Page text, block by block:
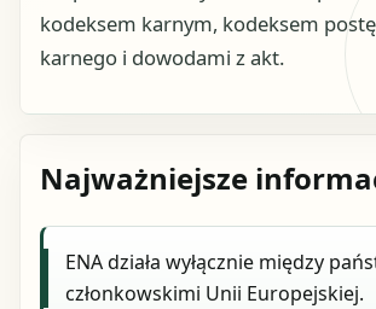
kodeksem karnym, kodeksem
karnego i dowodami z akt.
Najważniejsze
ENA działa wyłącznie między
członkowskimi Unii Europejskiej.